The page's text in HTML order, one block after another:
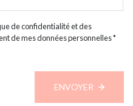
de confidentialité et des
de mes données personnelles *
ENVOYER